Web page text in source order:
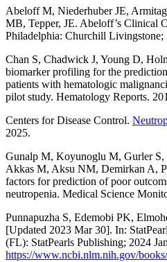
Abeloff M, Niederhuber JE,
MB, Tepper, JE. Abeloff’s Clinical
Philadelphia: Churchill Livingstone;
Chan S, Chadwick J, Young D,
biomarker profiling for the
patients with hematologic
pilot study. Hematology Reports.
Centers for Disease Control.
2025.
Gunalp M, Koyunoglu M, Gurler S,
Akkas M, Aksu NM, Demirkan A,
factors for prediction of poor
neutropenia. Medical Science
Punnapuzha S, Edemobi PK,
[Updated 2023 Mar 30]. In:
(FL): StatPearls Publishing; 2024
https://www.ncbi.nlm.nih.gov/